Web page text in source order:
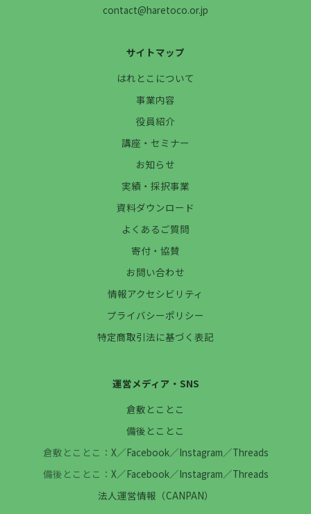
contact@haretoco.or.jp
サイトマップ
はれとこについて
事業内容
役員紹介
講座・セミナー
お知らせ
実績・採択事業
資料ダウンロード
よくあるご質問
寄付・協賛
お問い合わせ
情報アクセシビリティ
プライバシーポリシー
特定商取引法に基づく表記
運営メディア・SNS
倉敷とことこ
備後とことこ
倉敷とことこ： X／Facebook／Instagram／Threads
備後とことこ： X／Facebook／Instagram／Threads
法人運営情報（CANPAN）